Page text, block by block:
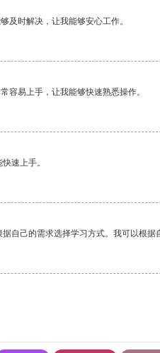
及时解决，让我能够安心工作。
容易上手，让我能够快速熟悉操作。
速上手。
自己的需求选择学习方式。我可以根据